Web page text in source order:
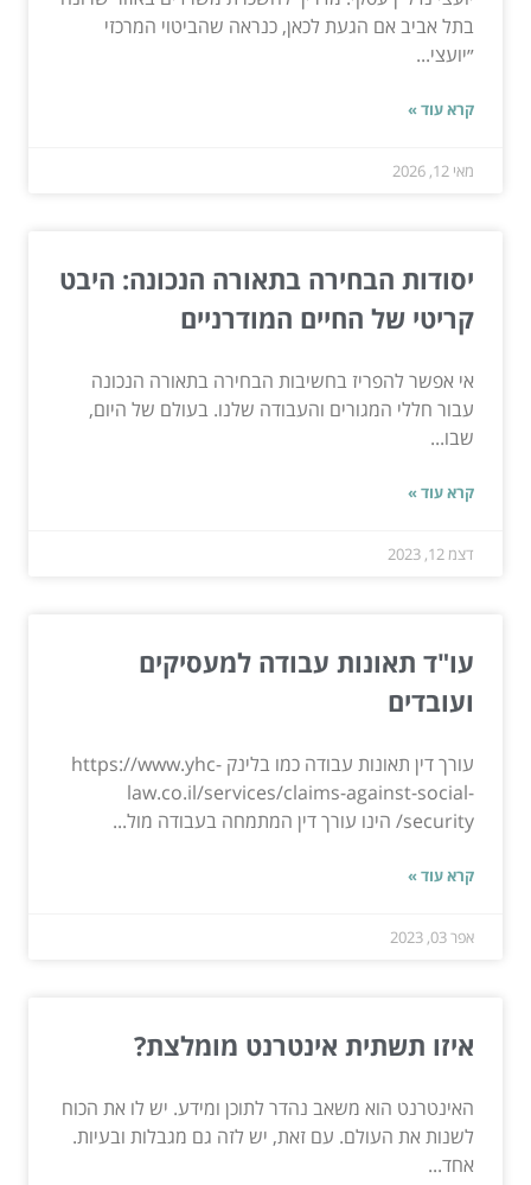
בתל אביב אם הגעת לכאן, כנראה שהביטוי המרכזי
״יועצי...
קרא עוד »
מאי 12, 2026
יסודות הבחירה בתאורה הנכונה: היבט
קריטי של החיים המודרניים
אי אפשר להפריז בחשיבות הבחירה בתאורה הנכונה
עבור חללי המגורים והעבודה שלנו. בעולם של היום,
שבו...
קרא עוד »
דצמ 12, 2023
עו"ד תאונות עבודה למעסיקים
ועובדים
עורך דין תאונות עבודה כמו בלינק https://www.yhc-
law.co.il/services/claims-against-social-
security/ הינו עורך דין המתמחה בעבודה מול...
קרא עוד »
אפר 03, 2023
איזו תשתית אינטרנט מומלצת?
האינטרנט הוא משאב נהדר לתוכן ומידע. יש לו את הכוח
לשנות את העולם. עם זאת, יש לזה גם מגבלות ובעיות.
אחד...